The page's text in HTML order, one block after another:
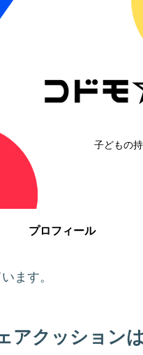
子どもの
プロフィール
ます。
アクッション